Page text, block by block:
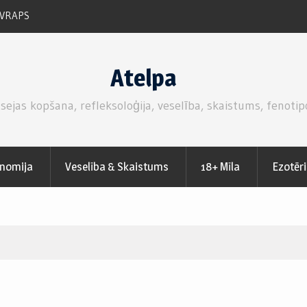
Atelpa
kopšana, refleksoloģija, veselība, skaistums,
Veselība & Skaistums 18+ Mīla